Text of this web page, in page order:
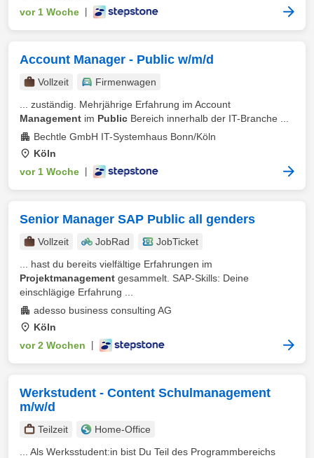
vor 1 Woche
Account Manager - Public w/m/d
Vollzeit
Firmenwagen
... zuständig. Mehrjährige Erfahrung im Account
Management im Public Bereich innerhalb der IT-Branche ...
Bechtle GmbH IT-Systemhaus Bonn/Köln
Köln
vor 1 Woche
Senior Manager SAP Public all genders
Vollzeit JobRad
JobTicket
... hast du bereits vielfältige Erfahrungen im
Projektmanagement gesammelt. SAP-Skills: Deine
einschlägige Erfahrung ...
adesso business consulting AG
Köln
vor 2 Wochen
Werkstudent - Content Schulmanagement
m/w/d
Teilzeit
Home-Office
... Als Werksstudent:in bist Du Teil des Programmbereichs